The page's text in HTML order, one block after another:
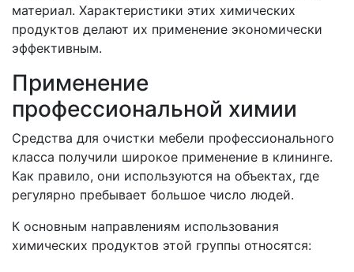
материал. Характеристики этих химических
продуктов делают их применение экономически
эффективным.
Применение
профессиональной химии
Средства для очистки мебели профессионального
класса получили широкое применение в клининге.
Как правило, они используются на объектах, где
регулярно пребывает большое число людей.
К основным направлениям использования
химических продуктов этой группы относятся: